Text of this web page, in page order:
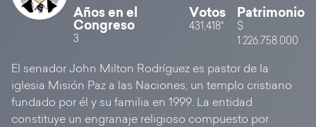
Años en el
Congreso
3
Votos
431,418*
Patrimonio
$
1.226.758.000
El senador John Milton Rodríguez es pastor de la
iglesia Misión Paz a las Naciones, un templo cristiano
fundado por él y su familia en 1999. La entidad
constituye un engranaje religioso compuesto por